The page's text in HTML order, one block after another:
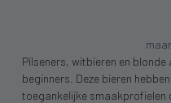
Pilseners, witbieren en
beginners. Deze bieren
toegankelijke smaakprofielen